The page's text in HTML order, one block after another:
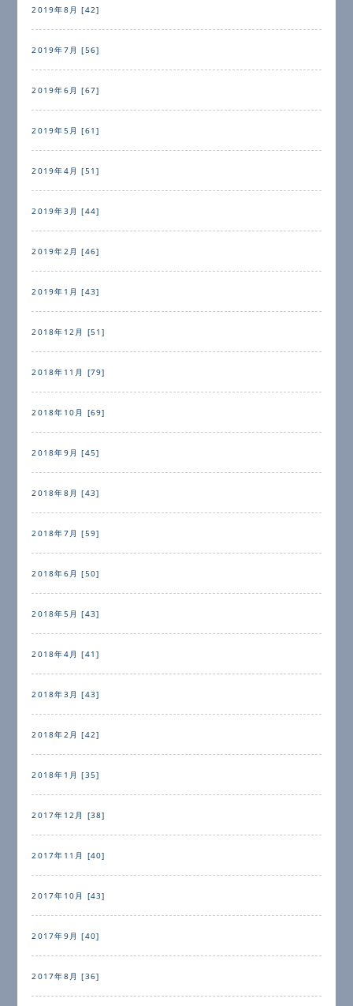
2019年8月 [42]
2019年7月 [56]
2019年6月 [67]
2019年5月 [61]
2019年4月 [51]
2019年3月 [44]
2019年2月 [46]
2019年1月 [43]
2018年12月 [51]
2018年11月 [79]
2018年10月 [69]
2018年9月 [45]
2018年8月 [43]
2018年7月 [59]
2018年6月 [50]
2018年5月 [43]
2018年4月 [41]
2018年3月 [43]
2018年2月 [42]
2018年1月 [35]
2017年12月 [38]
2017年11月 [40]
2017年10月 [43]
2017年9月 [40]
2017年8月 [36]